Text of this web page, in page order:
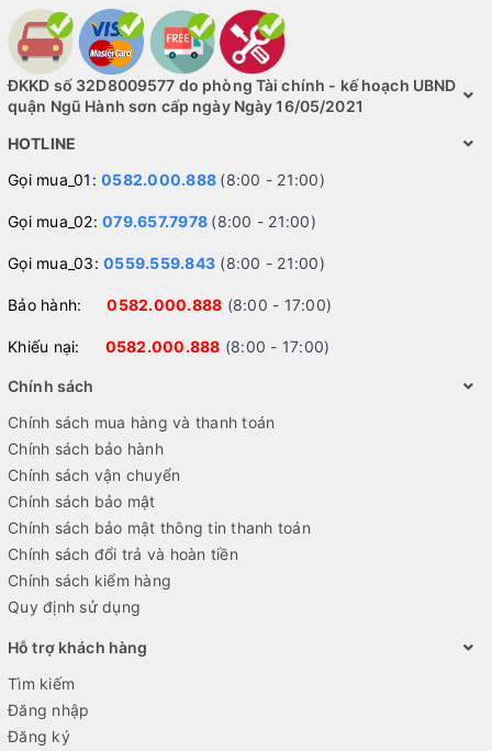
ĐKKD số 32D8009577 do phòng Tài chính - kế hoạch UBND
quận Ngũ Hành sơn cấp ngày Ngày 16/05/2021
HOTLINE
Gọi mua_01: 0582.000.888 (8:00 - 21:00)
Gọi mua_02: 079.657.7978 (8:00 - 21:00)
Gọi mua_03: 0559.559.843 (8:00 - 21:00)
Bảo hành:0582.000.888 (8:00 - 17:00)
Khiếu nại: 0582.000.888 (8:00 - 17:00)
Chính sách
Chính sách mua hàng và thanh toán
Chính sách bảo hành
Chính sách vận chuyển
Chính sách bảo mật
Chính sách bảo mật thông tin thanh toán
Chính sách đổi trả và hoàn tiền
Chính sách kiểm hàng
Quy định sử dụng
Hỗ trợ khách hàng
Tìm kiếm
Đăng nhập
Đăng ký